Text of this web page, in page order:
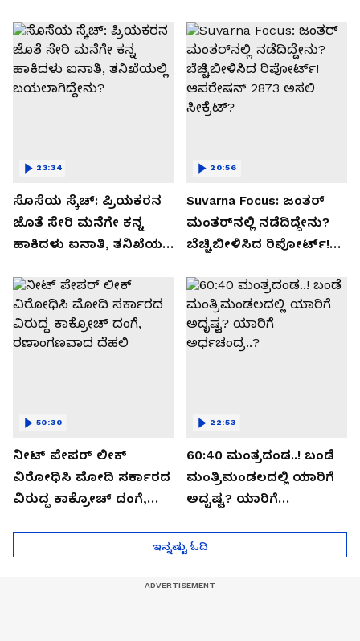
ಸೊಸೆಯ ಸ್ಕೆಚ್: ಪ್ರಿಯಕರನ
ಜೊತೆ ಸೇರಿ ಮನೆಗೇ ಕನ್ನ
ಹಾಕಿದಳು ಐನಾತಿ, ತನಿಖೆಯಲ್ಲಿ
23:34
Suvarna Focus: ಜಂತರ್
ಮಂತರ್‌ನಲ್ಲಿ ನಡೆದಿದ್ದೇನು?
ಬೆಚ್ಚಿಬೀಳಿಸಿದ ರಿಪೋರ್ಟ್!
ಸೀಕ್ರೆಟ್?
20:56
ನೀಟ್ ಪೇಪರ್ ಲೀಕ್
ವಿರೋಧಿಸಿ ಮೋದಿ ಸರ್ಕಾರದ
ವಿರುದ್ದ ಕಾಕ್ರೋಚ್ ದಂಗೆ,
50:30
60:40 ಮಂತ್ರದಂಡ..! ಬಂಡೆ
ಮಂತ್ರಿಮಂಡಲದಲ್ಲಿ ಯಾರಿಗೆ
ಅದೃಷ್ಟ? ಯಾರಿಗೆ
22:53
ಇನ್ನಷ್ಟು ಓದಿ